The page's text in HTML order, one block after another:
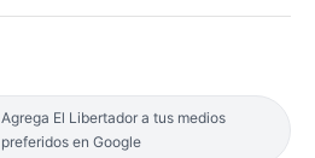
Agrega El Libertador a tus medios
preferidos en Google